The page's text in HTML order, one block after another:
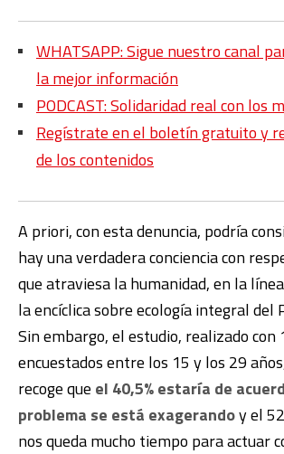
WHATSAPP: Sigue nuestro canal
la mejor información
PODCAST: Solidaridad real con los
Regístrate en el boletín gratuito y
de los contenidos
A priori, con esta denuncia, podría
hay una verdadera conciencia con
que atraviesa la humanidad, en la línea
la encíclica sobre ecología integral del
Sin embargo, el estudio, realizado con
encuestados entre los 15 y los 29
recoge que el 40,5% estaría de
problema se está exagerandoy el
nos queda mucho tiempo para actuar